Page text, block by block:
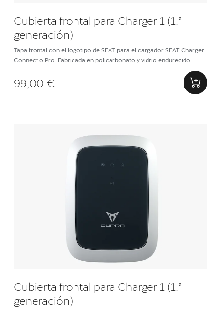
Cubierta frontal para Charger 1 (1.ª
generación)
Tapa frontal con el logotipo de SEAT para el cargador SEAT Charger
Connect o Pro. Fabricada en policarbonato y vidrio endurecido
99,00 €
Cubierta frontal para Charger 1 (1.ª
generación)